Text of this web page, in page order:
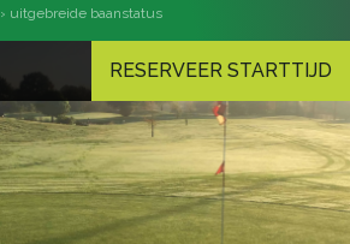
› uitgebreide baanstatus
RESERVEER STARTTIJD